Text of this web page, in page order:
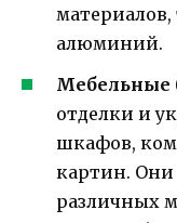
алюминий.
Мебельные
отделки и
шкафов,
картин. Они
различных